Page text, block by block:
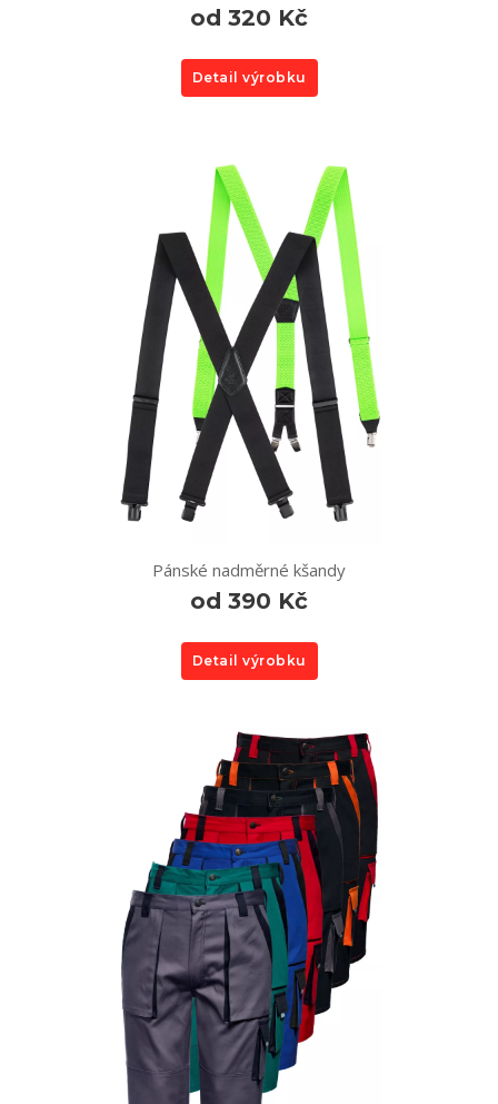
od 320 Kč
Detail výrobku
Pánské nadměrné kšandy
od 390 Kč
Detail výrobku